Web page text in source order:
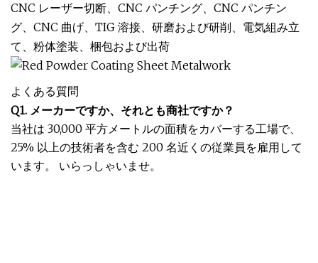
CNC レーザー切断、CNC パンチング、CNC パンチン
グ、CNC 曲げ、TIG 溶接、研磨および研削、電気組み立
て、粉体塗装、梱包および出荷
よくある質問
Q1. メーカーですか、それとも商社ですか？
当社は 30,000 平方メートルの面積をカバーする工場で、
25% 以上の技術者を含む 200 名近くの従業員を雇用して
います。 いらっしゃいませ。